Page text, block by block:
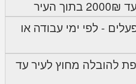
- לפי ימי עבודה או
תוספת להובלה מחוץ לעיר עד